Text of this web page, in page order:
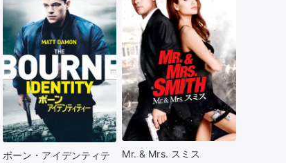
ボーン・アイデンティテ
Mr. & Mrs. スミス